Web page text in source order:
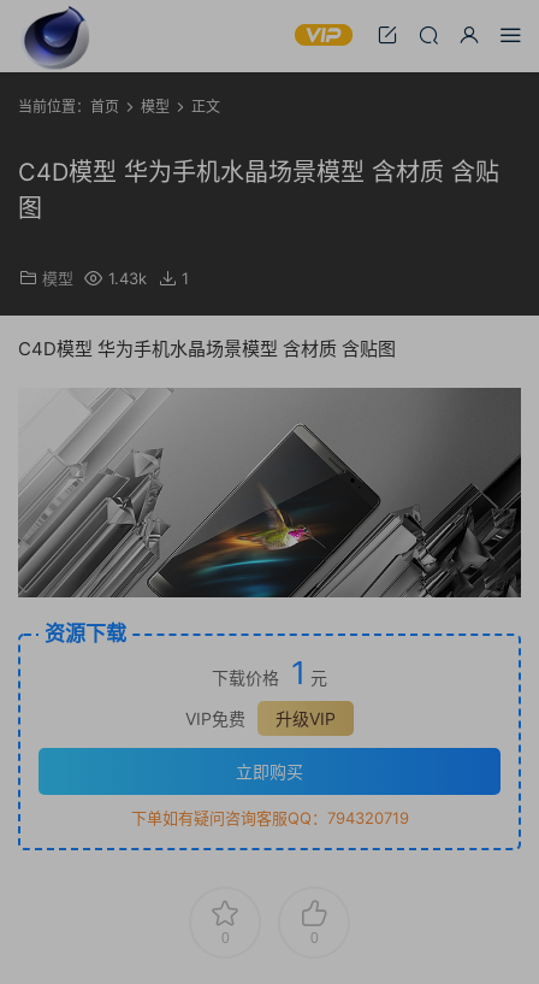
当前位置： 首页 模型 正文
C4D模型 华为手机水晶场景模型 含材质 含贴
图
模型 1.43k 1
C4D模型 华为手机水晶场景模型 含材质 含贴图
资源下载
下载价格 1 元
VIP免费
升级VIP
立即购买
下单如有疑问咨询客服QQ：794320719
0 0